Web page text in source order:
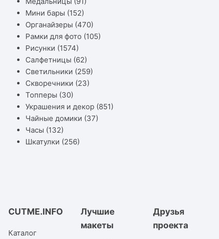
Мини бары (152)
Органайзеры (470)
Рамки для фото (105)
Рисунки (1574)
Салфетницы (62)
Светильники (259)
Скворечники (23)
Топперы (30)
Украшения и декор (851)
Чайные домики (37)
Часы (132)
Шкатулки (256)
CUTME.INFO
Каталог
Лучшие
макеты
Друзья
проекта